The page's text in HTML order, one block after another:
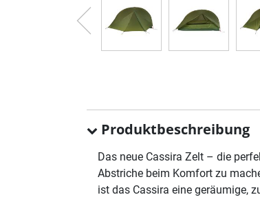
Produktbeschreibung
Das neue Cassira Zelt – die
Abstriche beim Komfort zu
ist das Cassira eine geräumige,